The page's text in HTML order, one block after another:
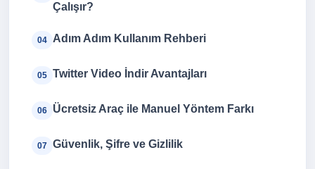
Çalışır?
04 Adım Adım Kullanım Rehberi
05 Twitter Video İndir Avantajları
06 Ücretsiz Araç ile Manuel Yöntem Farkı
07 Güvenlik, Şifre ve Gizlilik